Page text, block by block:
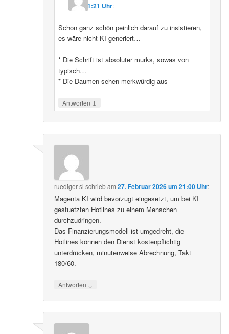
11:21 Uhr:
Schon ganz schön peinlich darauf zu insistieren,
es wäre nicht KI generiert…
* Die Schrift ist absoluter murks, sowas von
typisch…
* Die Daumen sehen merkwürdig aus
Antworten ↓
ruediger sl schriebam27. Februar 2026 um 21:00 Uhr:
Magenta KI wird bevorzugt eingesetzt, um bei KI
gestuetzten Hotlines zu einem Menschen
durchzudringen.
Das Finanzierungsmodell ist umgedreht, die
Hotlines können den Dienst kostenpflichtig
unterdrücken, minutenweise Abrechnung, Takt
180/60.
Antworten ↓